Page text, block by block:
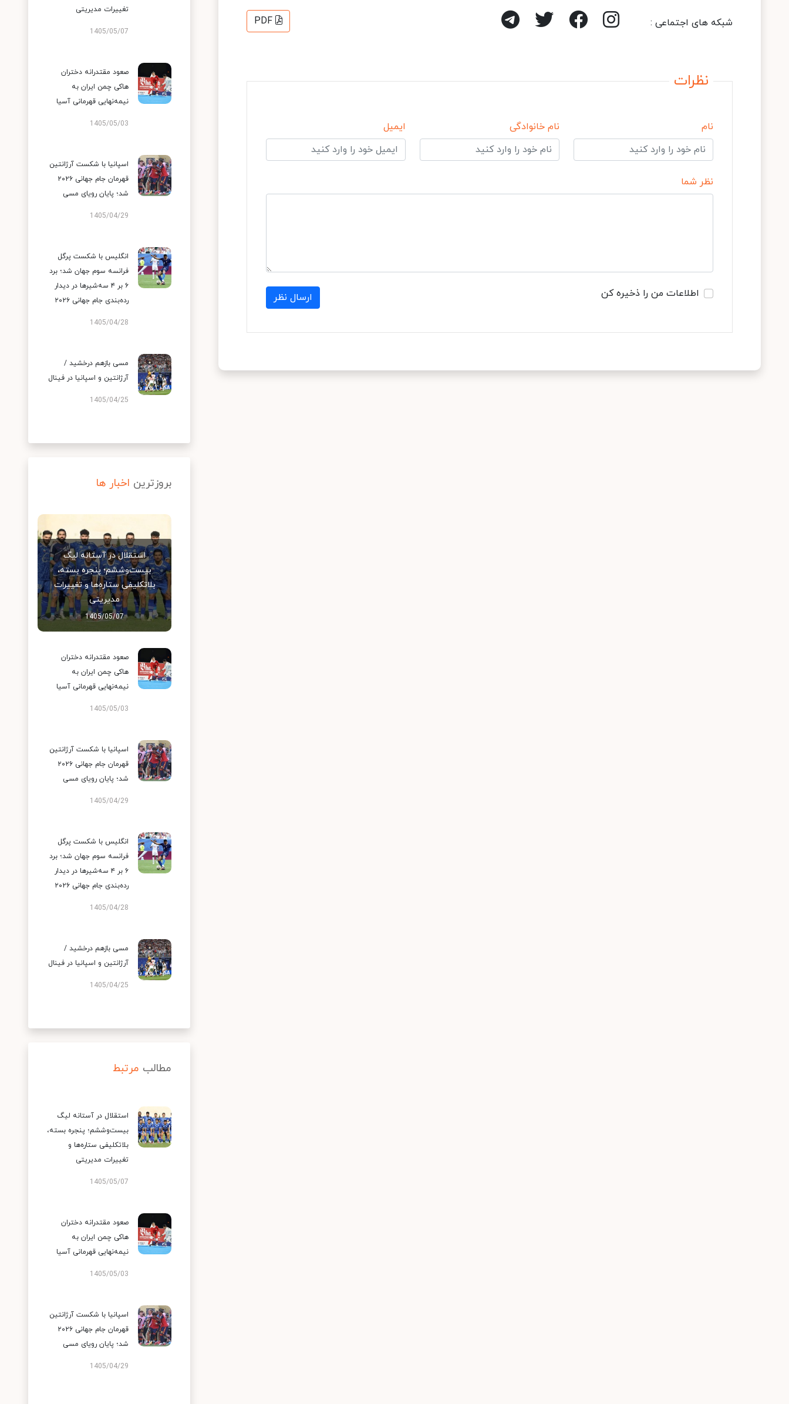
شبکه های اجتماعی : PDF
نظرات
نام نام خانوادگی ایمیل
نظر شما
اطلاعات من را ذخیره کن ارسال نظر
تغییرات مدیریتی
1405/05/07
صعود مقتدرانه دختران
هاکی چمن ایران به
نیمه‌نهایی قهرمانی آسیا
1405/05/03
اسپانیا با شکست آرژانتین
قهرمان جام جهانی ۲۰۲۶
شد؛ پایان رویای مسی
1405/04/29
انگلیس با شکست پرگل
فرانسه سوم جهان شد؛ برد
۶ بر ۴ سه‌شیرها در دیدار
رده‌بندی جام جهانی ۲۰۲۶
1405/04/28
مسی بازهم درخشید /
آرژانتین و اسپانیا در فینال
1405/04/25
بروزترین اخبار ها
استقلال در آستانه لیگ
بیست‌وششم؛ پنجره بسته،
بلاتکلیفی ستاره‌ها و تغییرات
مدیریتی
1405/05/07
صعود مقتدرانه دختران
هاکی چمن ایران به
نیمه‌نهایی قهرمانی آسیا
1405/05/03
اسپانیا با شکست آرژانتین
قهرمان جام جهانی ۲۰۲۶
شد؛ پایان رویای مسی
1405/04/29
انگلیس با شکست پرگل
فرانسه سوم جهان شد؛ برد
۶ بر ۴ سه‌شیرها در دیدار
رده‌بندی جام جهانی ۲۰۲۶
1405/04/28
مسی بازهم درخشید /
آرژانتین و اسپانیا در فینال
1405/04/25
مطالب مرتبط
استقلال در آستانه لیگ
بیست‌وششم؛ پنجره بسته،
بلاتکلیفی ستاره‌ها و
تغییرات مدیریتی
1405/05/07
صعود مقتدرانه دختران
هاکی چمن ایران به
نیمه‌نهایی قهرمانی آسیا
1405/05/03
اسپانیا با شکست آرژانتین
قهرمان جام جهانی ۲۰۲۶
شد؛ پایان رویای مسی
1405/04/29